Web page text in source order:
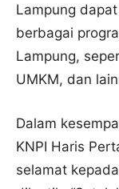
Lampung
berbagai
Lampung,
UMKM, dan
Dalam
KNPI Haris
selamat